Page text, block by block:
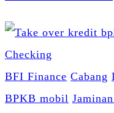
BFI Finance Cabang
BPKB mobil